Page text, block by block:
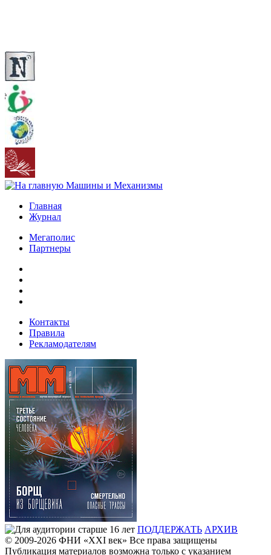
Главная
Журнал
Мегаполис
Партнеры
Контакты
Правила
Рекламодателям
ПОДДЕРЖАТЬ АРХИВ
© 2009-2026 ФHИ «XXI век» Все права защищены
Публикация материалов возможна только с указанием